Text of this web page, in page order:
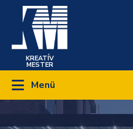
KREATÍV
MESTER
Menü